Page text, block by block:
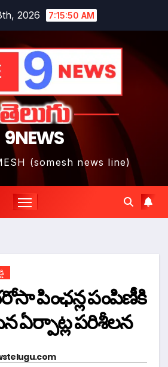
2026 7:15:51 AM
9NEWS
(somesh news line)
పింఛన్ల పంపిణీకి
ఏర్పాట్ల పరిశీలన